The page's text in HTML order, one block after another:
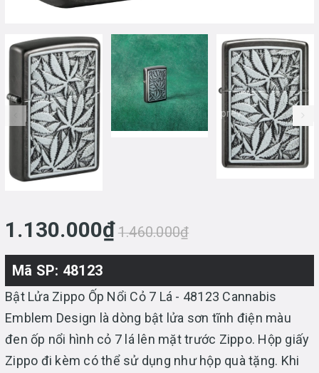
prev
1.130.000₫1.460.000₫
Mã SP: 48123
Bật Lửa Zippo Ốp Nổi Cỏ 7 Lá - 48123 Cannabis
Emblem Design là dòng bật lửa sơn tĩnh điện màu
đen ốp nổi hình cỏ 7 lá lên mặt trước Zippo. Hộp giấy
Zippo đi kèm có thể sử dụng như hộp quà tặng. Khi